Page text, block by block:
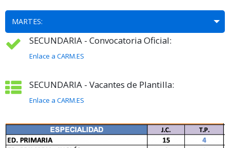
MARTES:
SECUNDARIA - Convocatoria Oficial:
Enlace a CARM.ES
SECUNDARIA - Vacantes de Plantilla:
Enlace a CARM.ES